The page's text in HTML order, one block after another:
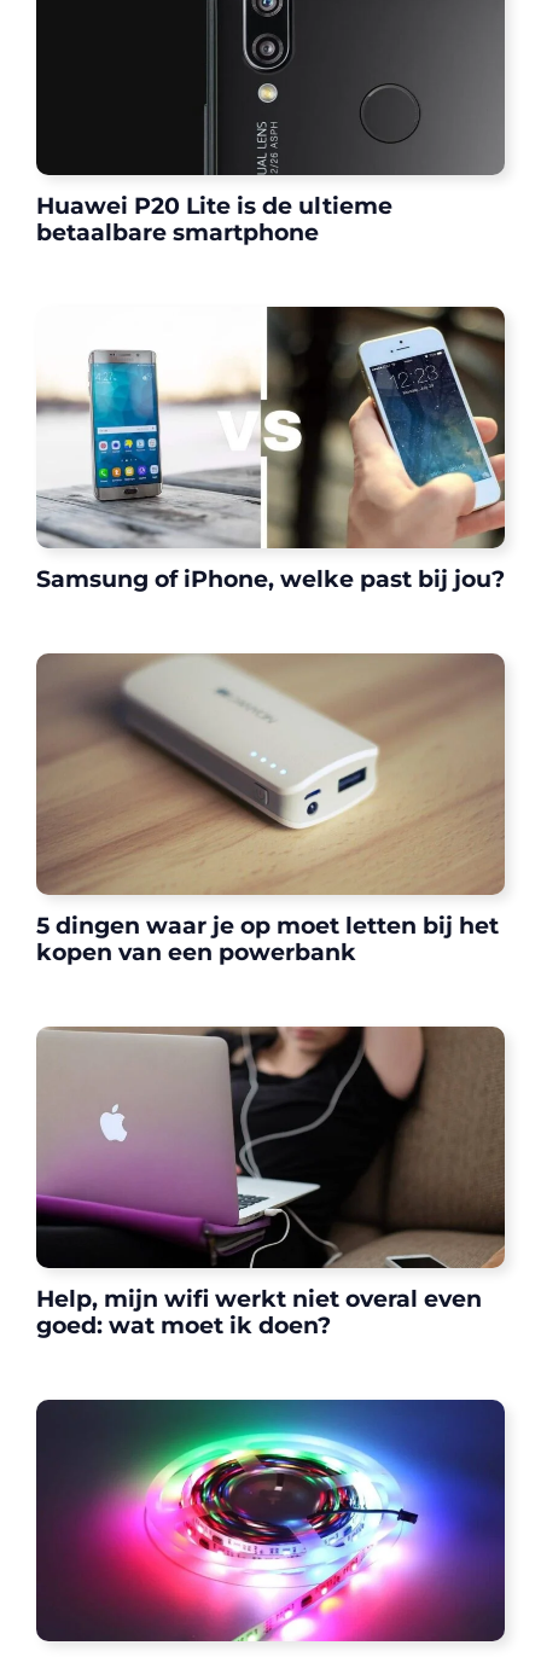
Huawei P20 Lite is de ultieme
betaalbare smartphone
Samsung of iPhone, welke past bij jou?
5 dingen waar je op moet letten bij het
kopen van een powerbank
Help, mijn wifi werkt niet overal even
goed: wat moet ik doen?